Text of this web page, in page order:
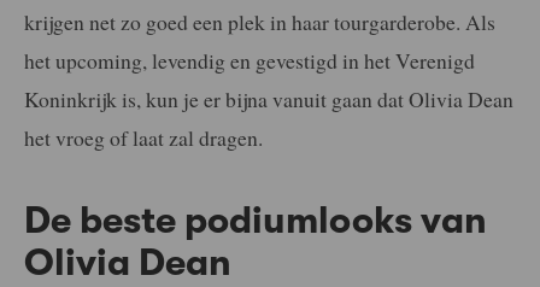
krijgen net zo goed een plek in haar tourgarderobe. Als
het upcoming, levendig en gevestigd in het Verenigd
Koninkrijk is, kun je er bijna vanuit gaan dat Olivia Dean
het vroeg of laat zal dragen.
De beste podiumlooks van
Olivia Dean